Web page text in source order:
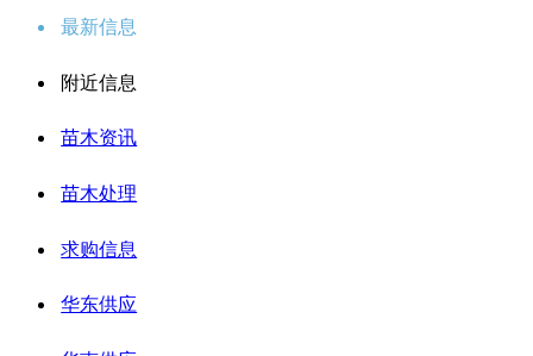
最新信息
附近信息
苗木资讯
苗木处理
求购信息
华东供应